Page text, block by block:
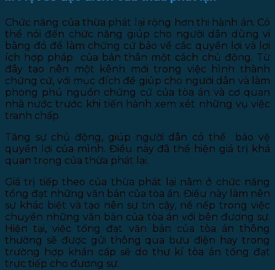
Chức năng của thừa phát lại rộng hơn thi hành án. Có
thể nói đến chức năng giúp cho người dân dùng vi
bằng đó để làm chứng cứ bảo về các quyền lợi và lợi
ích hợp pháp của bản thân một cách chủ động. Từ
đây tạo nên một kênh mới trong việc hình thành
chứng cứ, với mục đích để giúp cho người dân và làm
phong phú nguồn chứng cứ của tòa án và cơ quan
nhà nước trước khi tiến hành xem xét những vụ việc
tranh chấp.
Tăng sự chủ động, giúp người dân có thể bảo vệ
quyền lợi của mình. Điều này đã thể hiện giá trị khá
quan trọng của thừa phát lại.
Giá trị tiếp theo của thừa phát lại nằm ở chức năng
tổng đạt những văn bản của tòa án. Điều này làm nên
sự khác biệt và tạo nên sự tin cậy, nề nếp trong việc
chuyển những văn bản của tòa án với bên đương sự.
Hiện tại, việc tống đạt văn bản của tòa án thông
thường sẽ được gửi thông qua bưu điện hay trong
trường hợp khẩn cấp sẽ do thư kí tòa án tống đạt
trực tiếp cho đương sự.